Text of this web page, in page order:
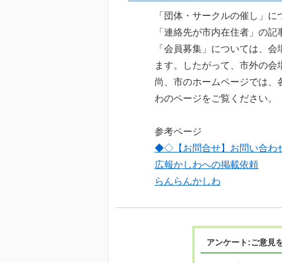
「団体・サークルの催し」
「連絡先が市内在住者」の
「会員募集」については、
ます。したがって、市外の会
尚、市のホームページでは、
わのページをご覧ください。
参考ページ
◆◇【お問合せ】お問い合わ
広報かしわへの掲載依頼
らんらんかしわ
アンケート:ご意見